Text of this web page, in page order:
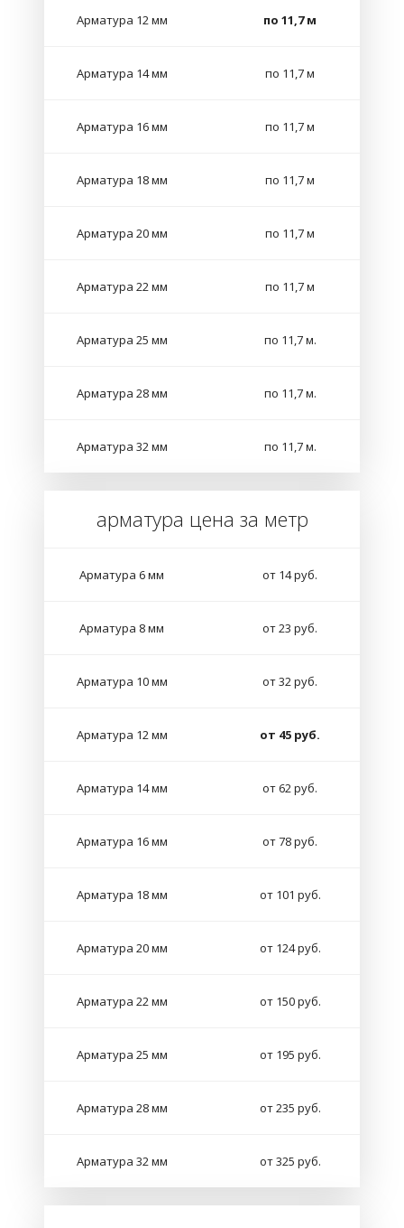
Арматура 12 мм по 11,7 м
Арматура 14 мм по 11,7 м
Арматура 16 мм по 11,7 м
Арматура 18 мм по 11,7 м
Арматура 20 мм по 11,7 м
Арматура 22 мм по 11,7 м
Арматура 25 мм по 11,7 м.
Арматура 28 мм по 11,7 м.
Арматура 32 мм по 11,7 м.
арматура цена за метр
Арматура 6 мм от 14 руб.
Арматура 8 мм от 23 руб.
Арматура 10 мм от 32 руб.
Арматура 12 мм от 45 руб.
Арматура 14 мм от 62 руб.
Арматура 16 мм от 78 руб.
Арматура 18 мм от 101 руб.
Арматура 20 мм от 124 руб.
Арматура 22 мм от 150 руб.
Арматура 25 мм от 195 руб.
Арматура 28 мм от 235 руб.
Арматура 32 мм от 325 руб.